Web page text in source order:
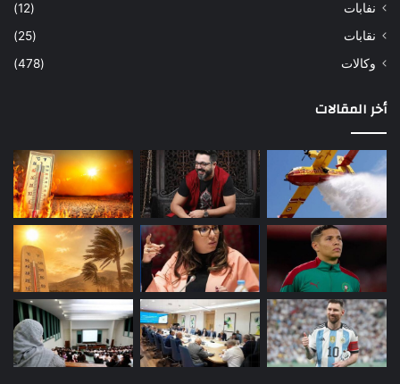
نفابات
(12)
نقابات
(25)
وكالات
(478)
أخر المقالات